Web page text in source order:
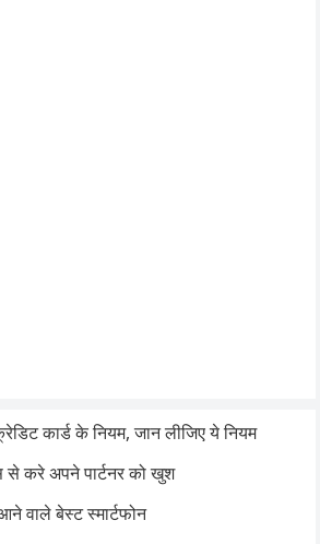
कार्ड के नियम, जान लीजिए ये नियम
करे अपने पार्टनर को खुश
वाले बेस्ट स्मार्टफोन